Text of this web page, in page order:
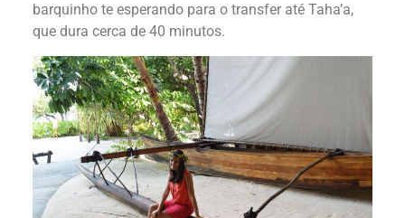
barquinho te esperando para o transfer até Taha’a,
que dura cerca de 40 minutos.